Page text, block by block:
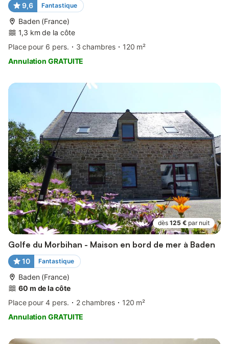
9,6 Fantastique
Baden (France)
1,3 km de la côte
Place pour 6 pers.
3 chambres
120 m²
Annulation GRATUITE
dès 125 € par nuit
Golfe du Morbihan - Maison en bord de mer à Baden
10 Fantastique
Baden (France)
60 m de la côte
Place pour 4 pers.
2 chambres
120 m²
Annulation GRATUITE